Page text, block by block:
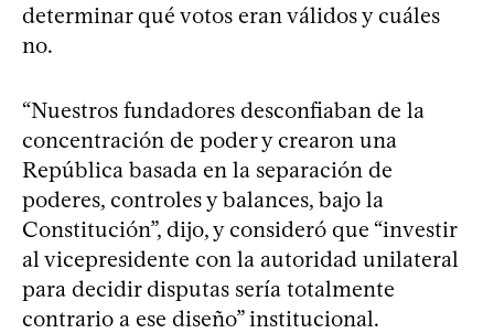
determinar qué votos eran válidos y cuáles
no.
“Nuestros fundadores desconfiaban de la
concentración de poder y crearon una
República basada en la separación de
poderes, controles y balances, bajo la
Constitución”, dijo, y consideró que “investir
al vicepresidente con la autoridad unilateral
para decidir disputas sería totalmente
contrario a ese diseño” institucional.